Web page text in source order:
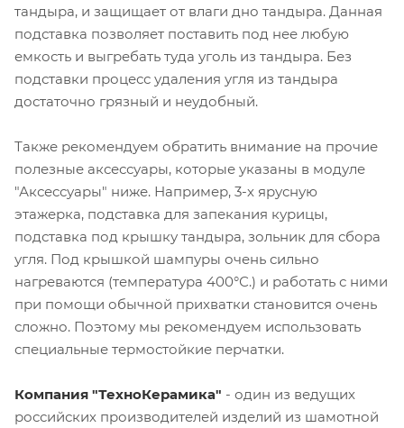
тандыра, и защищает от влаги дно тандыра. Данная
подставка позволяет поставить под нее любую
емкость и выгребать туда уголь из тандыра. Без
подставки процесс удаления угля из тандыра
достаточно грязный и неудобный.
Также рекомендуем обратить внимание на прочие
полезные аксессуары, которые указаны в модуле
"Аксессуары" ниже. Например, 3-х ярусную
этажерка, подставка для запекания курицы,
подставка под крышку тандыра, зольник для сбора
угля. Под крышкой шампуры очень сильно
нагреваются (температура 400°С.) и работать с ними
при помощи обычной прихватки становится очень
сложно. Поэтому мы рекомендуем использовать
специальные термостойкие перчатки.
Компания "ТехноКерамика" - один из ведущих
российских производителей изделий из шамотной